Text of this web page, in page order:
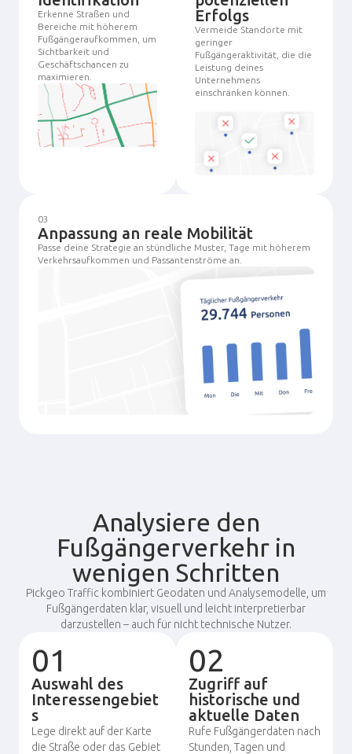
Erkenne Straßen und
Bereiche mit höherem
Fußgängeraufkommen, um
Sichtbarkeit und
Geschäftschancen zu
maximieren.
Erfolgs
Vermeide Standorte mit
geringer
Fußgängeraktivität, die die
Leistung deines
Unternehmens
einschränken können.
03
Anpassung an reale Mobilität
Passe deine Strategie an stündliche Muster, Tage mit höherem
Verkehrsaufkommen und Passantenströme an.
Analysiere den
Fußgängerverkehr in
wenigen Schritten
Pickgeo Traffic kombiniert Geodaten und Analysemodelle, um
Fußgängerdaten klar, visuell und leicht interpretierbar
darzustellen – auch für nicht technische Nutzer.
01
Auswahl des
Interessengebiet
s
Lege direkt auf der Karte
die Straße oder das Gebiet
02
Zugriff auf
historische und
aktuelle Daten
Rufe Fußgängerdaten nach
Stunden, Tagen und